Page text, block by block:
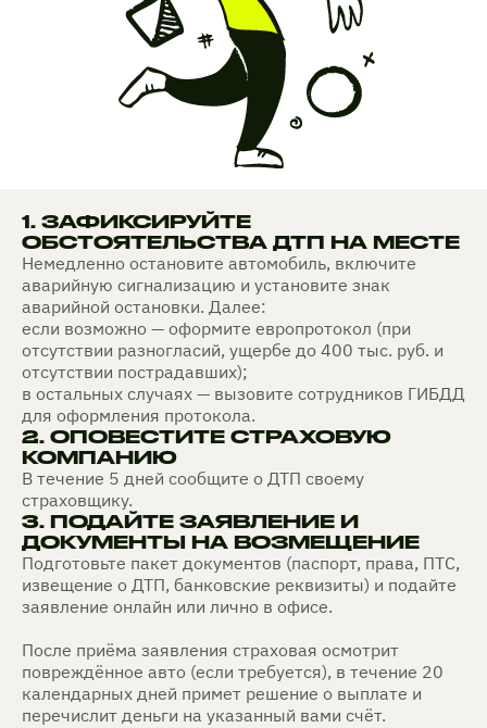
1. ЗАФИКСИРУЙТЕ
ОБСТОЯТЕЛЬСТВА ДТП НА МЕСТЕ
Немедленно остановите автомобиль, включите
аварийную сигнализацию и установите знак
аварийной остановки. Далее:
если возможно — оформите европротокол (при
отсутствии разногласий, ущербе до 400 тыс. руб. и
отсутствии пострадавших);
в остальных случаях — вызовите сотрудников ГИБДД
для оформления протокола.
2. ОПОВЕСТИТЕ СТРАХОВУЮ
КОМПАНИЮ
В течение 5 дней сообщите о ДТП своему
страховщику.
3. ПОДАЙТЕ ЗАЯВЛЕНИЕ И
ДОКУМЕНТЫ НА ВОЗМЕЩЕНИЕ
Подготовьте пакет документов (паспорт, права, ПТС,
извещение о ДТП, банковские реквизиты) и подайте
заявление онлайн или лично в офисе.
После приёма заявления страховая осмотрит
повреждённое авто (если требуется), в течение 20
календарных дней примет решение о выплате и
перечислит деньги на указанный вами счёт.